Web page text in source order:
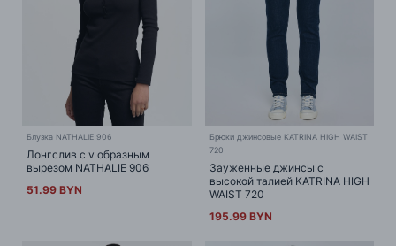
Блузка NATHALIE 906
Лонгслив с v образным
вырезом NATHALIE 906
51.99 BYN
Брюки джинсовые KATRINA HIGH WAIST
720
Зауженные джинсы с
высокой талией KATRINA HIGH
WAIST 720
195.99 BYN